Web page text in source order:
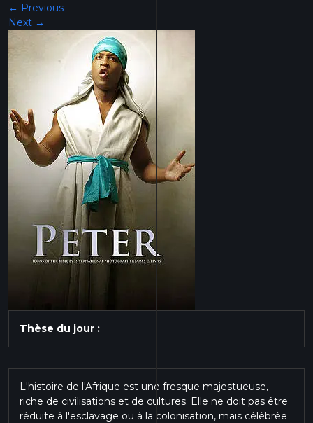
← Previous
Next →
Thèse du jour :
L'histoire de l'Afrique est une fresque majestueuse,
riche de civilisations et de cultures. Elle ne doit pas être
réduite à l'esclavage ou à la colonisation, mais célébrée